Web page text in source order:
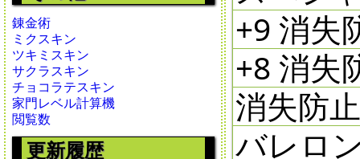
錬金術
ミクスキン
ツキミスキン
サクラスキン
チョコラテスキン
家門レベル計算機
閲覧数
更新履歴
+9 消失
+8 消失
消失防
バレロ